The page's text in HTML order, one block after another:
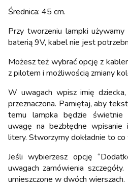
Średnica: 45 cm.
Przy tworzeniu lampki
baterią 9V, kabel nie jest
Możesz też wybrać opcję z
z pilotem i możliwością zmiany
W uwagach wpisz imię
przeznaczona. Pamiętaj, aby
temu lampka będzie świetnie
uwagę na bezbłędne wpisanie
litery. Stworzymy dokładnie to co
Jeśli wybierzesz opcję
uwagach zamówienia
umieszczone w dwóch wierszach.